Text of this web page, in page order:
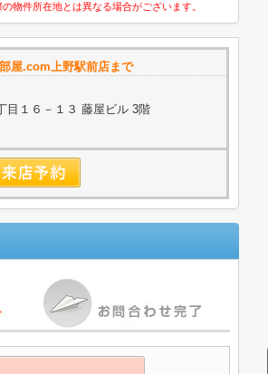
物件所在地とは異なる場合がございます。
屋.com上野駅前店まで
目１６－１３ 藤屋ビル 3階